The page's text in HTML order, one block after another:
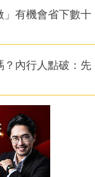
」有機會省下數十
？內行人點破：先